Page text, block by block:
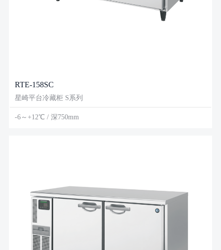
RTE-158SC
星崎平台冷藏柜 S系列
-6～+12℃ / 深750mm